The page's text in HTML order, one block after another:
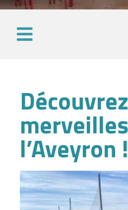
l’Aveyron !